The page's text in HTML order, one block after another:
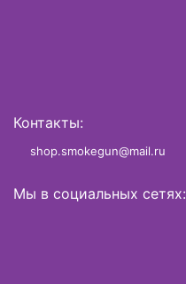
Контакты:
shop.smokegun@mail.ru
Мы в социальных сетях: